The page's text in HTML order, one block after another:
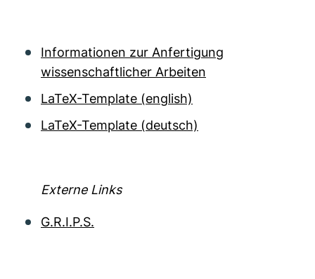
Informationen zur Anfertigung
wissenschaftlicher Arbeiten
LaTeX-Template (english)
LaTeX-Template (deutsch)
Externe Links
G.R.I.P.S.